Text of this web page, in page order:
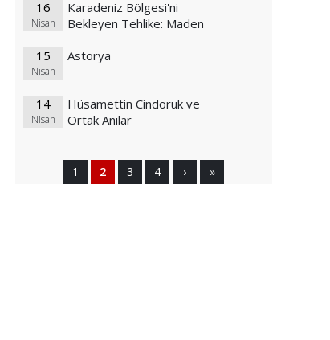
16
Nisan
Karadeniz Bölgesi'ni
Bekleyen Tehlike: Maden
15
Nisan
Astorya
14
Nisan
Hüsamettin Cindoruk ve
Ortak Anılar
1 2 3 4 › »